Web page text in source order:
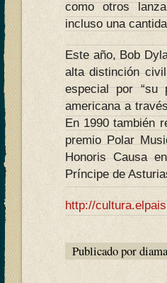
como otros
incluso una
Este año, Bob
alta distinción
especial por “su
americana a
En 1990 también
premio Polar
Honoris Causa
Príncipe de
http://
Publicado por